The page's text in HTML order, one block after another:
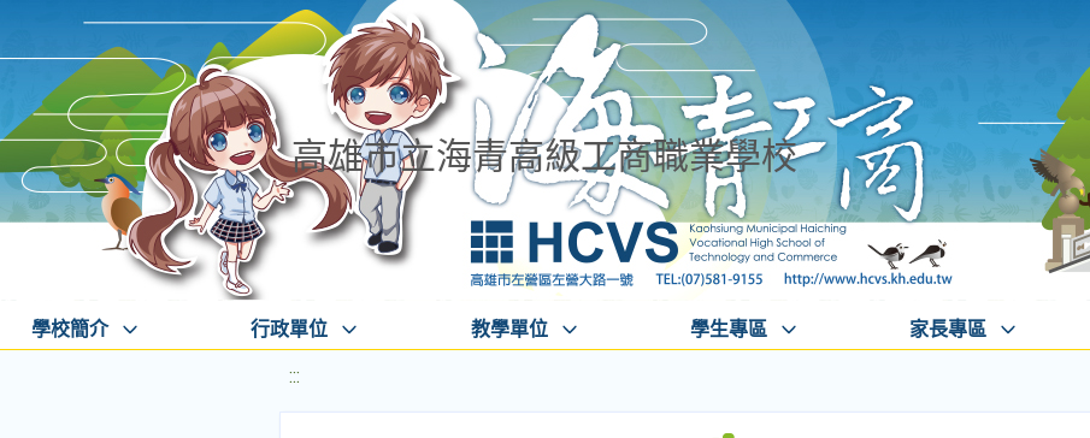
高雄市立海青高級工商職業學校
學校簡介 行政單位 教學單位 學生專區 家長專區
:::